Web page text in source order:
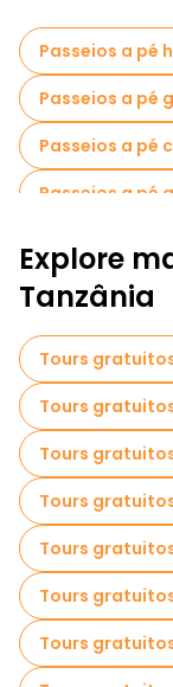
Passeios a pé
Passeios a pé
Atividades
Visitas ao
Visitas de
Passeios
Passeios de
Passeios
Passeios
Explore
Tanzânia
Tours
Tours
Tours
Tours
Tours
Tours
Tours